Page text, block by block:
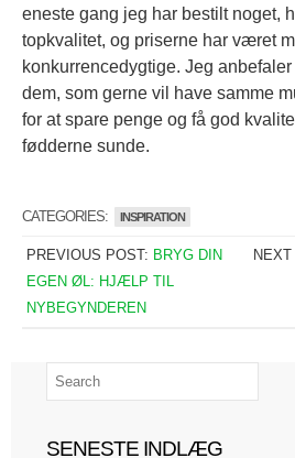
eneste gang jeg har bestilt noget,
topkvalitet, og priserne har været
konkurrencedygtige. Jeg
dem, som gerne vil have samme
for at spare penge og få god
fødderne sunde.
CATEGORIES: INSPIRATION
PREVIOUS POST: BRYG DIN
EGEN ØL: HJÆLP TIL
NYBEGYNDEREN
SENESTE INDLÆG